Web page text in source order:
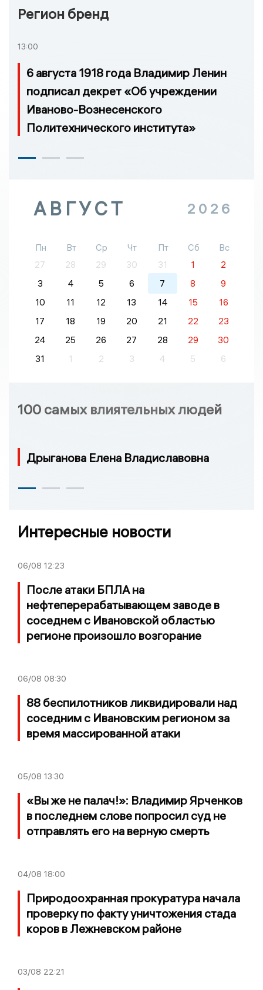
Регион бренд
13:00
6 августа 1918 года Владимир Ленин
подписал декрет «Об учреждении
Иваново-Вознесенского
Политехнического института»
АВГУСТ 2026
Пн Вт Ср Чт Пт Сб
Вс
27
28 29 30 31 1
2
3
4 5 6 7 8
9
10
11 12 13 14 15
16
17
18 19 20 21 22
23
24
25 26 27 28 29
30
31
1 2 3 4 5 6
100 самых влиятельных людей
Дрыганова Елена Владиславовна
Интересные новости
06/08 12:23
После атаки БПЛА на
нефтеперерабатывающем заводе в
соседнем с Ивановской областью
регионе произошло возгорание
06/08 08:30
88 беспилотников ликвидировали над
соседним с Ивановским регионом за
время массированной атаки
05/08 13:30
«Вы же не палач!»: Владимир Ярченков
в последнем слове попросил суд не
отправлять его на верную смерть
04/08 18:00
Природоохранная прокуратура начала
проверку по факту уничтожения стада
коров в Лежневском районе
03/08 22:21